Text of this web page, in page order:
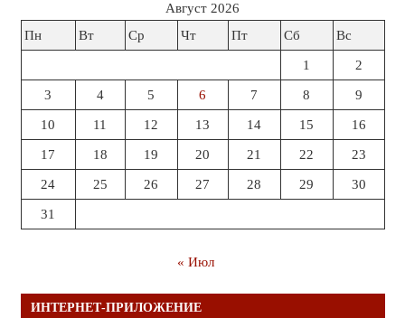
Август 2026
Пн
Вт Ср Чт Пт Сб Вс
1 2
3 4 5 6 7 8 9
10 11 12 13 14 15 16
17 18 19 20 21 22 23
24 25 26 27 28 29 30
31
« Июл
ИНТЕРНЕТ-ПРИЛОЖЕНИЕ